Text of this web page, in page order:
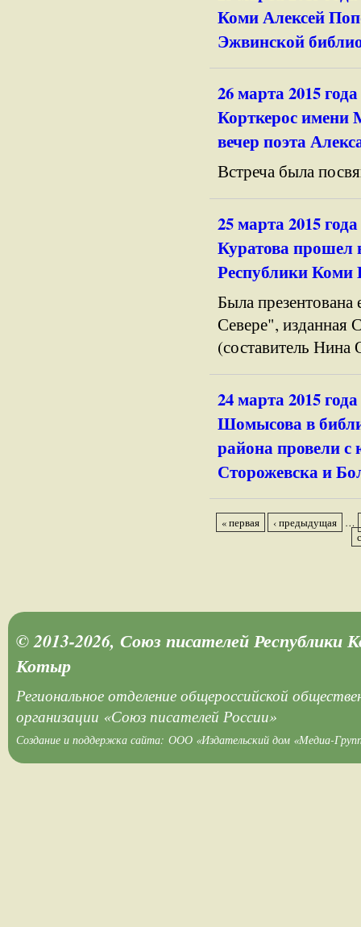
Коми Алексей
Эжвинской
26 марта 2015
Корткерос имени
вечер поэта
Встреча была
25 марта 2015
Куратова прошел
Республики Коми
Была
Севере", изданная
(составитель Нина
24 марта 2015
Шомысова в
района провели
Сторожевска и
« первая ‹ предыдущая
…
© 2013-2026, Союз писателей Республики
Котыр
Региональное отделение общероссийской
организации «Союз писателей России»
Создание и поддержка сайта: ООО «Издательский дом «Медиа-